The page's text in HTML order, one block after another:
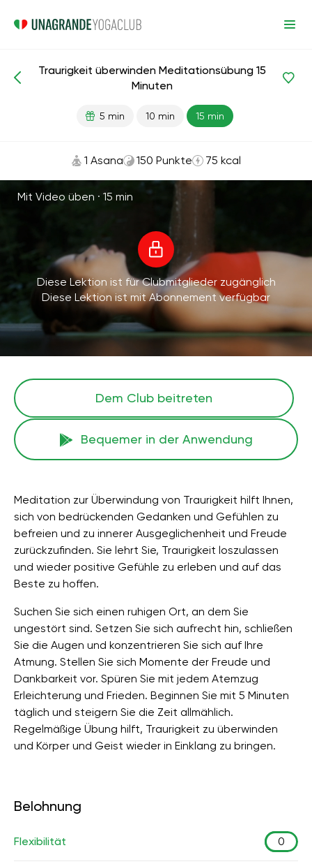
Meditationen und Atemübungen
Traurigkeit überwinden Meditationsübung 15
Minuten
5 min 10 min 15 min
1 Asana 150 Punkte 75 kcal
Mit Video üben · 15 min
Diese Lektion ist für Clubmitglieder zugänglich
Diese Lektion ist mit Abonnement verfügbar
Dem Club beitreten
Bequemer in der Anwendung
Meditation zur Überwindung von Traurigkeit hilft Ihnen,
sich von bedrückenden Gedanken und Gefühlen zu
befreien und zu innerer Ausgeglichenheit und Freude
zurückzufinden. Sie lehrt Sie, Traurigkeit loszulassen
und wieder positive Gefühle zu erleben und auf das
Beste zu hoffen.
Suchen Sie sich einen ruhigen Ort, an dem Sie
ungestört sind. Setzen Sie sich aufrecht hin, schließen
Sie die Augen und konzentrieren Sie sich auf Ihre
Atmung. Stellen Sie sich Momente der Freude und
Dankbarkeit vor. Spüren Sie mit jedem Atemzug
Erleichterung und Frieden. Beginnen Sie mit 5 Minuten
täglich und steigern Sie die Zeit allmählich.
Regelmäßige Übung hilft, Traurigkeit zu überwinden
und Körper und Geist wieder in Einklang zu bringen.
Belohnung
Flexibilität 0